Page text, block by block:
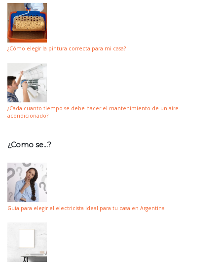
¿Cómo elegir la pintura correcta para mi casa?
¿Cada cuanto tiempo se debe hacer el mantenimiento de un aire
acondicionado?
¿Como se…?
Guía para elegir el electricista ideal para tu casa en Argentina